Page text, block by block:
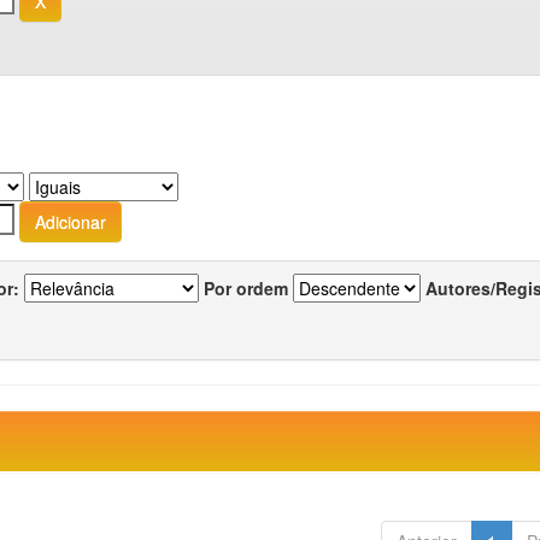
Por ordem Autores/